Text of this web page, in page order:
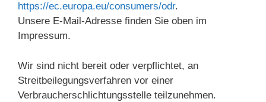
https://ec.europa.eu/consumers/odr.
Unsere E-Mail-Adresse finden Sie oben im
Impressum.
Wir sind nicht bereit oder verpflichtet, an
Streitbeilegungsverfahren vor einer
Verbraucherschlichtungsstelle teilzunehmen.